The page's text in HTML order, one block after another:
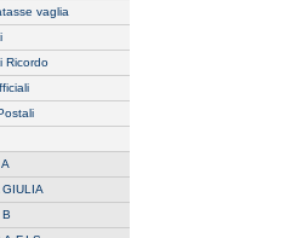
vaglia
Ricordo